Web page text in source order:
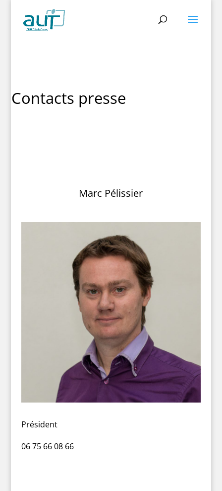
Contacts presse
Marc Pélissier
Président
06 75 66 08 66